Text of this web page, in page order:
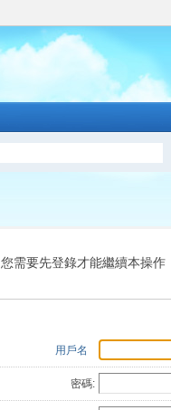
您需要先登錄才能繼續本操作
用戶名
密碼: